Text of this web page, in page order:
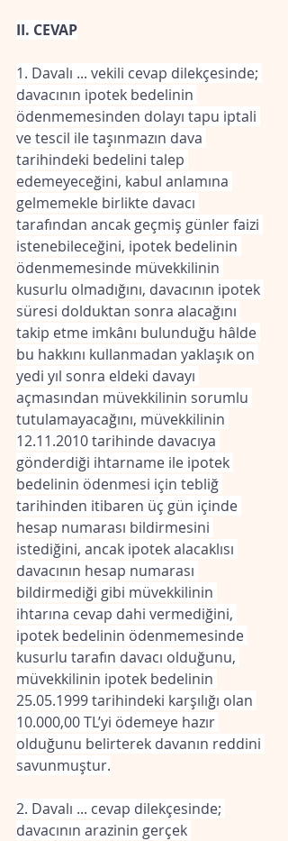
II. CEVAP
1. Davalı ... vekili cevap dilekçesinde;
davacının ipotek bedelinin
ödenmemesinden dolayı tapu iptali
ve tescil ile taşınmazın dava
tarihindeki bedelini talep
edemeyeceğini, kabul anlamına
gelmemekle birlikte davacı
tarafından ancak geçmiş günler faizi
istenebileceğini, ipotek bedelinin
ödenmemesinde müvekkilinin
kusurlu olmadığını, davacının ipotek
süresi dolduktan sonra alacağını
takip etme imkânı bulunduğu hâlde
bu hakkını kullanmadan yaklaşık on
yedi yıl sonra eldeki davayı
açmasından müvekkilinin sorumlu
tutulamayacağını, müvekkilinin
12.11.2010 tarihinde davacıya
gönderdiği ihtarname ile ipotek
bedelinin ödenmesi için tebliğ
tarihinden itibaren üç gün içinde
hesap numarası bildirmesini
istediğini, ancak ipotek alacaklısı
davacının hesap numarası
bildirmediği gibi müvekkilinin
ihtarına cevap dahi vermediğini,
ipotek bedelinin ödenmemesinde
kusurlu tarafın davacı olduğunu,
müvekkilinin ipotek bedelinin
25.05.1999 tarihindeki karşılığı olan
10.000,00 TL’yi ödemeye hazır
olduğunu belirterek davanın reddini
savunmuştur.
2. Davalı ... cevap dilekçesinde;
davacının arazinin gerçek